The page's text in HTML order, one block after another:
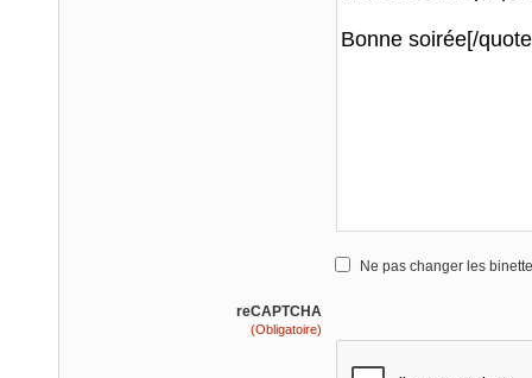
Ne pas changer les
reCAPTCHA
(Obligatoire)